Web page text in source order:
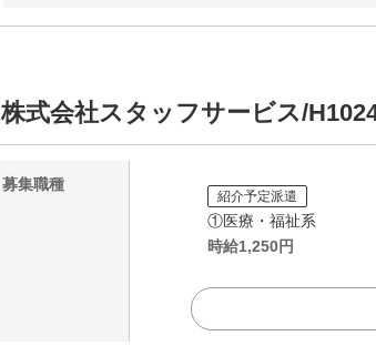
株式会社スタッフサービス/
募集職種
紹介予定派遣
①医療・福祉系
時給1,250円